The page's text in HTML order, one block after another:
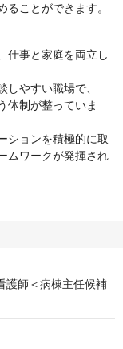
ことができます。
仕事と家庭を両立し
やすい職場で、
体制が整っていま
ションを積極的に取
ムワークが発揮され
護師＜病棟主任候補